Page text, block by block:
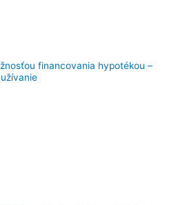
financovania hypotékou –